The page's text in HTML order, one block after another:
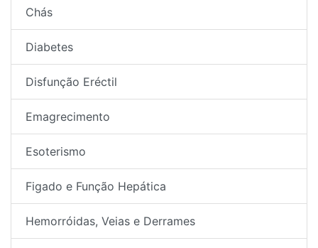
Chás
Diabetes
Disfunção Eréctil
Emagrecimento
Esoterismo
Figado e Função Hepática
Hemorróidas, Veias e Derrames